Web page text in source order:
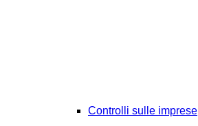
Controlli sulle imprese